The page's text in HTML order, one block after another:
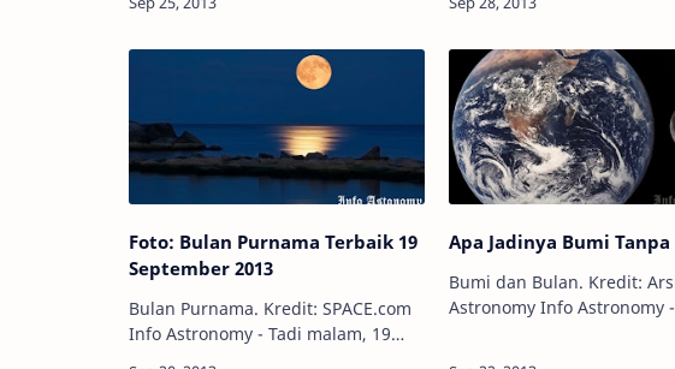
dan Saturnus di langit menjadi
berkekuatan 7,7 SR di
selatan. Gempa ini
Foto: Bulan Purnama Terbaik 19
September 2013
Bulan Purnama. Kredit: SPACE.com
Info Astronomy - Tadi malam, 19
Apa Jadinya Bumi
Bumi dan Bulan. Kredit:
Astronomy Info Astronomy - Bulan